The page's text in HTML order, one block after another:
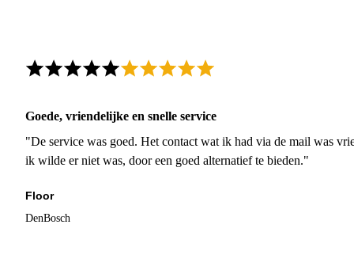
Goede, vriendelijke en snelle service
"De service was goed. Het contact wat ik had via de mail was
ik wilde er niet was, door een goed alternatief te bieden."
Floor
DenBosch